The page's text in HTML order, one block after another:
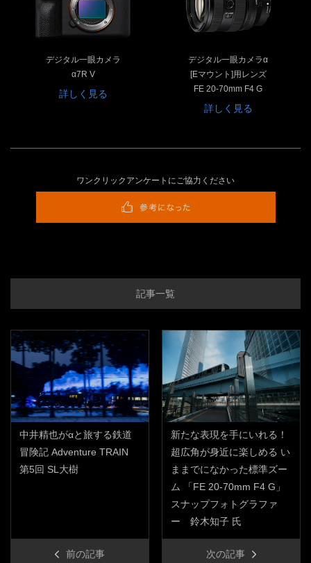
デジタル一眼カメラ
α7R V
詳しく見る
デジタル一眼カメラα
[Eマウント]用レンズ
FE 20-70mm F4 G
詳しく見る
ワンクリックアンケートにご協力ください
記事一覧
中井精也がαと旅する鉄道
冒険記 Adventure TRAIN
第5回 SL大樹
前の記事
新たな表現を手にいれる！
超広角が身近に楽しめる い
ままでになかった標準ズー
ム 「FE 20-70mm F4 G」
スナップフォトグラファ
ー 鈴木知子 氏
次の記事